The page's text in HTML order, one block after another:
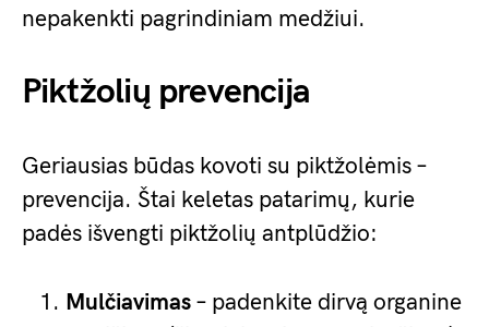
nepakenkti pagrindiniam medžiui.
Piktžolių prevencija
Geriausias būdas kovoti su piktžolėmis –
prevencija. Štai keletas patarimų, kurie
padės išvengti piktžolių antplūdžio:
Mulčiavimas – padenkite dirvą organine